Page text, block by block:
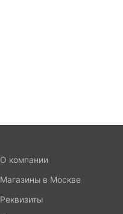
О компании
Магазины в Москве
Реквизиты